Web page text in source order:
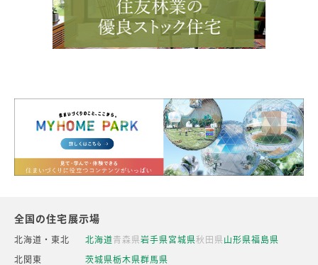
全国の住宅展示場
北海道・東北 北海道青森県岩手県宮城県秋田県山形県福島県
北関東
茨城県栃木県群馬県